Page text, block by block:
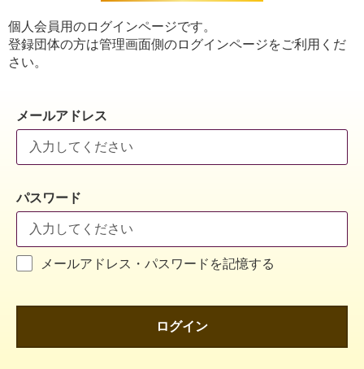
個人会員用のログインページです。
登録団体の方は管理画面側のログインページをご利用くだ
さい。
メールアドレス
パスワード
メールアドレス・パスワードを記憶する
ログイン